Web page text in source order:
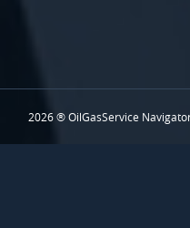
2026 ® OilGasService